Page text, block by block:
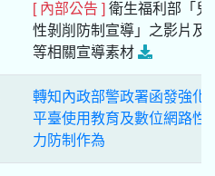
[ 內部公告 ] 衛生福利部「兒
性剝削防制宣導」之影片及
等相關宣導素材
轉知內政部警政署函發強化
平臺使用教育及數位網路性
力防制作為